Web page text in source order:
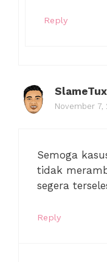
Reply
SlameTux
November 7,
Semoga
tidak
segera
Reply